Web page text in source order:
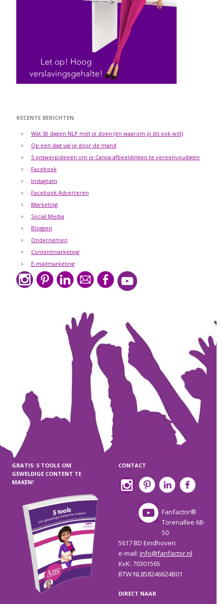
RECENTE BERICHTEN
Wat 50 dagen NLP met je doen (en waarom jij dit ook wilt)
Op een dag val je door de mand
5 ontwerpideeën om je Canva afbeeldingen te vereenvoudigen
Facebook
Instagram
Facebook Adverteren
Marketing
Social Media
Bloggen
Ondernemen
Contentmarketing
E-mailmarketing
GRATIS: 5 TOOLS OM
GEWELDIGE CONTENT TE
MAKEN!
CONTACT
Fanfactor®
Torenallee 68-
50
5617 BD Eindhoven
e-mail: info@fanfactor.nl
KvK: 70301565
BTW NL858246624B01
DIRECT NAAR